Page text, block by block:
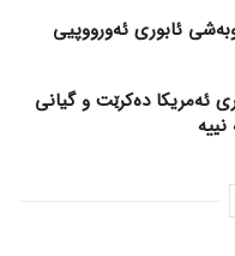
ئابوری ئەورووپیی
ئەمریکا دەکرێت و گیانی